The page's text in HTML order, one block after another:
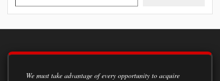
We must take advantage of every opportunity to acquire